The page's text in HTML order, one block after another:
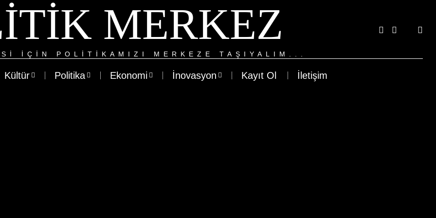
MERKEZ
IÇIN POLITIKAMIZI MERKEZE TAŞIYALIM...
Kültür Politika Ekonomi İnovasyon Kayıt Ol İletişim